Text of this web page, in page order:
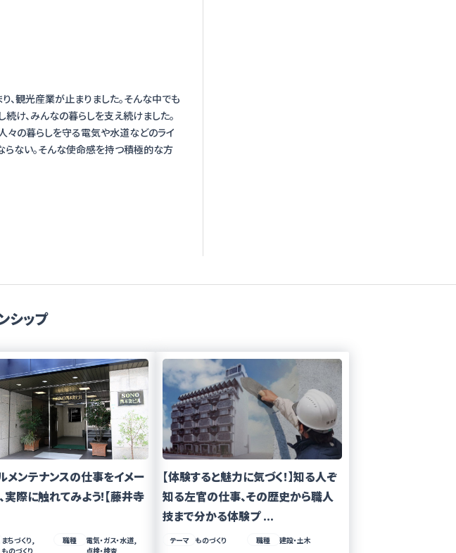
、観光産業が止まりました。そんな中でも
け、みんなの暮らしを支え続けました。
々の暮らしを守る電気や水道などのライ
らない。そんな使命感を持つ積極的な方
シップ
メンテナンスの仕事をイメー
実際に触れてみよう!【藤井寺
まちづくり,
ものづくり
職種
電気・ガス・水道,
点検・検査
【体験すると魅力に気づく!】知る人ぞ
知る左官の仕事、その歴史から職人
技まで分かる体験プ ...
テーマ ものづくり 職種 建設・土木